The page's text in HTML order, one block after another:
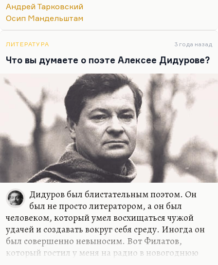
приспособленного. Положил душу за други своя.
оценивать, потому что недостаточно знаю, да и
переписке… Ну есть же вот это определение
«Он сошел с ума, вообразив, что
гениальным поэтом является он, а не Мандельштам»
Андрей Тарковский
Осип Мандельштам
ЛИТЕРАТУРА 3 года назад
Что вы думаете о поэте Алексее Дидурове?
Дидуров был блистательным поэтом. Он
был не просто литератором, а он был
человеком, который умел восхищаться чужой
удачей и создавать вокруг себя среду. Иногда он
был совершенно невыносим. Вот Филатов,
который гостил у меня на радио в новогоднюю